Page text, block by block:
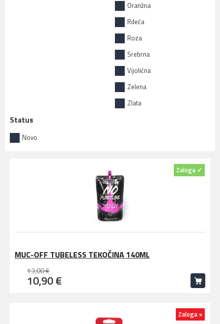
Oranžna
Rdeča
Roza
Srebrna
Vijolična
Zelena
Zlata
Status
Novo
Zaloga ✓
MUC-OFF TUBELESS TEKOČINA 140ML
13,00 €
10,90 €
Zaloga ×